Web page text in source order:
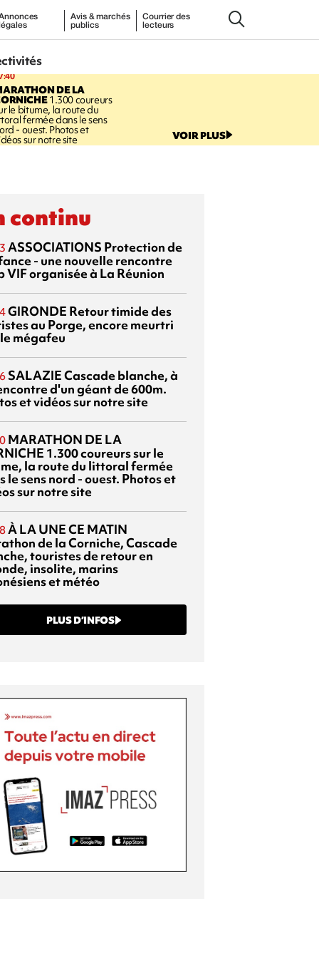
Avis & marchés
publics
Courrier des
lecteurs
DE LA
1.300 coureurs
le bitume, la route du
fermée dans le sens
- ouest. Photos et
sur notre site VOIR PLUS
continu
ASSOCIATIONS Protection de
- une nouvelle rencontre
VIF organisée à La Réunion
GIRONDE Retour timide des
au Porge, encore meurtri
mégafeu
SALAZIECascade blanche, à
d'un géant de 600m.
et vidéos sur notre site
MARATHON DE LA
1.300 coureurs sur le
la route du littoral fermée
le sens nord - ouest. Photos et
sur notre site
À LA UNE CE MATIN
de la Corniche, Cascade
touristes de retour en
insolite, marins
et météo
PLUS D’INFOS